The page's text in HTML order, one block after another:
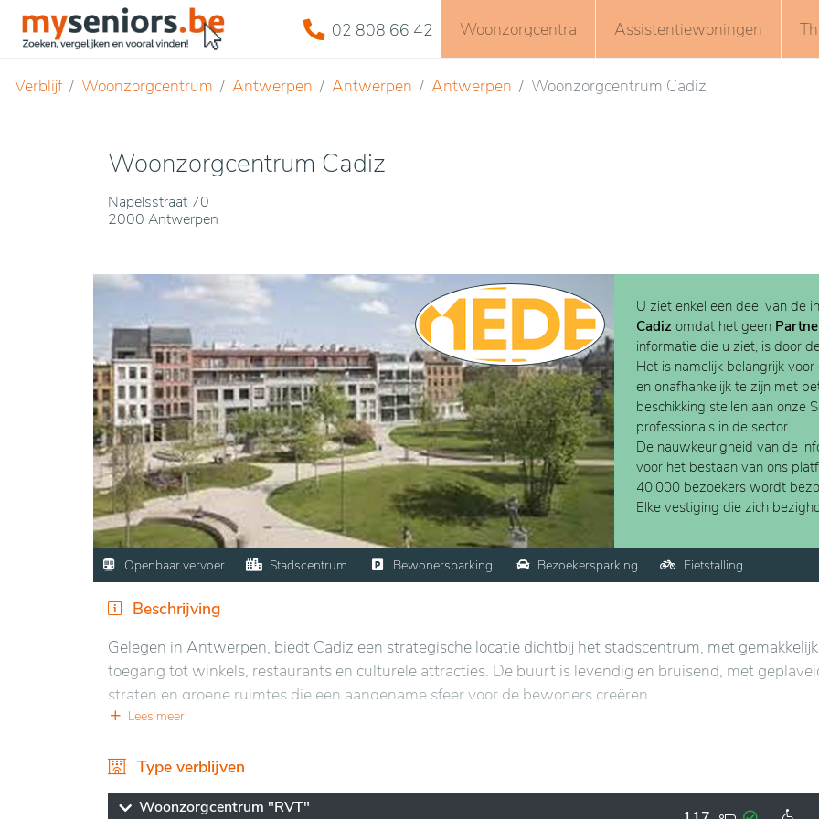
02 808 66 42 Woonzorgcentra Assistentiewoningen
Verblijf Woonzorgcentrum Antwerpen Antwerpen Antwerpen Woonzorgcentrum Cadiz
Woonzorgcentrum Cadiz
Napelsstraat 70
2000 Antwerpen
U ziet enkel een deel van de
Cadiz omdat het geen
informatie die u ziet, is door
Het is namelijk belangrijk
en onafhankelijk te zijn met
beschikking stellen aan onze
professionals in de sector.
De nauwkeurigheid van de
voor het bestaan van ons
40.000 bezoekers wordt
Elke vestiging die zich
Openbaar vervoer Stadscentrum Bewonersparking Bezoekersparking Fietstalling
Beschrijving
Gelegen in Antwerpen, biedt Cadiz een strategische locatie dichtbij het stadscentrum, met
toegang tot winkels, restaurants en culturele attracties. De buurt is levendig en bruisend, met
straten en groene ruimtes die een aangename sfeer voor de bewoners creëren.
zijn licht en comfortabel, uitgerust met moderne voorzieningen. De gemeenschappelijke ruimtes, zoals
woonkamer en de eetzaal, zijn ontworpen om sociale interacties en het delen van activiteiten te
Lees meer
Type verblijven
Woonzorgcentrum "RVT"